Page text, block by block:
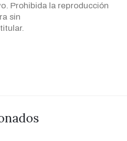
Prohibida la reproducción
sin